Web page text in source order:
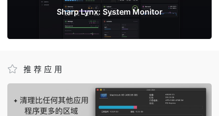
Sharp Lynx: System Monitor
推荐应用